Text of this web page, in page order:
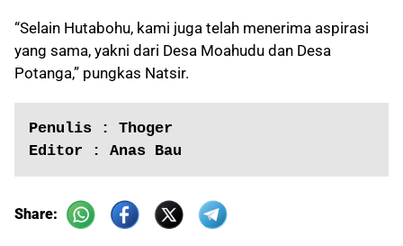
“Selain Hutabohu, kami juga telah menerima aspirasi
yang sama, yakni dari Desa Moahudu dan Desa
Potanga,” pungkas Natsir.
Penulis : Thoger
Editor : Anas Bau
Share: